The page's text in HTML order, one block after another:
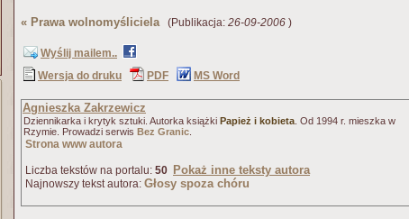
« Prawa wolnomyśliciela(Publikacja: 26-09-2006 )
Wyślij mailem..
Wersja do druku
PDF MS Word
Agnieszka Zakrzewicz
Dziennikarka i krytyk sztuki. Autorka książki Papież i kobieta . Od 1994 r. mieszka w
Rzymie. Prowadzi serwis Bez Granic
Strona www autora
Liczba tekstów na portalu: 50 Pokaż inne teksty autora
Najnowszy tekst autora: Głosy spoza chóru